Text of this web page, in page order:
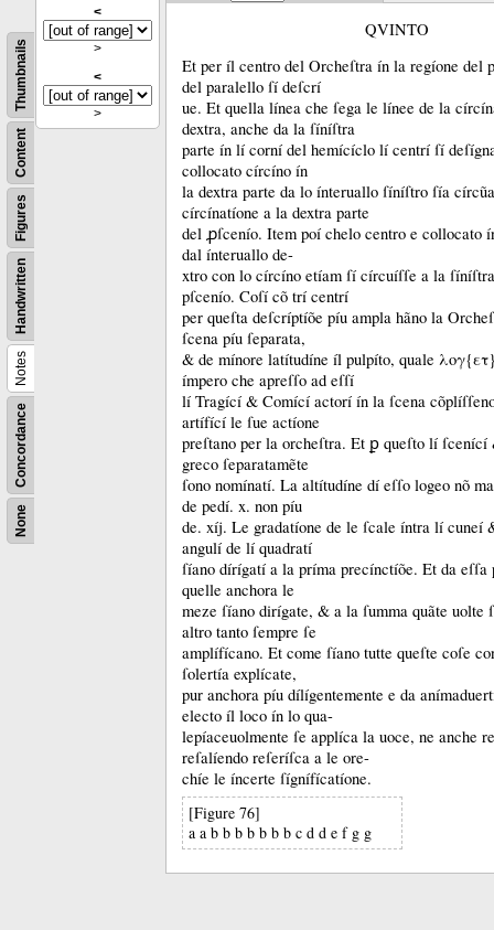
None
Concordance
Notes
Handwritten
Figures
Content
Thumbnails
<
>
<
>
QVINTO
Et per íl centro del Orcheſtra ín la regíone del
del paralello ſí deſcrí
ue. Et quella línea che ſega le línee de la
dextra, anche da la ſíníſtra
parte ín lí corní del hemícíclo lí centrí ſí
collocato círcíno ín
la dextra parte da lo ínteruallo ſíníſtro ſía
círcínatíone a la dextra parte
del ꝓſcenío. Item poí chelo centro e collocato
dal ínteruallo de-
xtro con lo círcíno etíam ſí círcuíſſe a la
pſcenío. Coſí cõ trí centrí
per queſta deſcríptíõe píu ampla hãno la
ſcena píu ſeparata,
& de mínore latítudíne íl pulpíto, quale
ímpero che apreſſo ad eſſí
lí Tragící & Comící actorí ín la ſcena
artífící le ſue actíone
preſtano per la orcheſtra. Et ꝑ queſto lí
greco ſeparatamẽte
ſono nomínatí. La altítudíne dí eſſo logeo nõ
de pedí. x. non píu
de. xíj. Le gradatíone de le ſcale íntra lí cuneí
angulí de lí quadratí
ſíano dírígatí a la príma precínctíõe. Et da
quelle anchora le
meze ſíano dirígate, & a la ſumma quãte uolte
altro tanto ſempre ſe
amplífícano. Et come ſíano tutte queſte coſe
ſolertía explícate,
pur anchora píu dílígentemente e da
electo íl loco ín lo qua-
lepíaceuolmente ſe applíca la uoce, ne anche
reſalíendo reſeríſca a le ore-
chíe le íncerte ſígnífícatíone.
[Figure 76]
a a b b b b b b b c d d e f g g